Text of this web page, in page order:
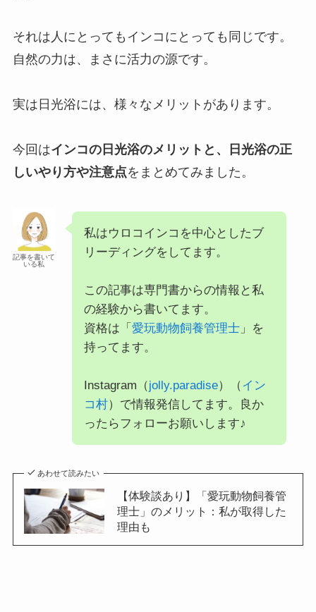
それは人にとってもインコにとっても同じです。
自然の力は、まさに活力の源です。
実は日光浴には、様々なメリットがあります。
今回はインコの日光浴のメリットと、日光浴の正
しいやり方や注意点をまとめてみました。
記事を書いて
いる私
私はウロコインコを中心としたブ
リーディングをしてます。
この記事は専門書からの情報と私
の経験から書いてます。
資格は「 愛玩動物飼養管理士」を
持ってます。
Instagram（jolly.paradise）（イン
コ村）で情報発信してます。良か
ったらフォローお願いします♪
あわせて読みたい
【体験談あり】「愛玩動物飼養管
理士」のメリット：私が取得した
理由も